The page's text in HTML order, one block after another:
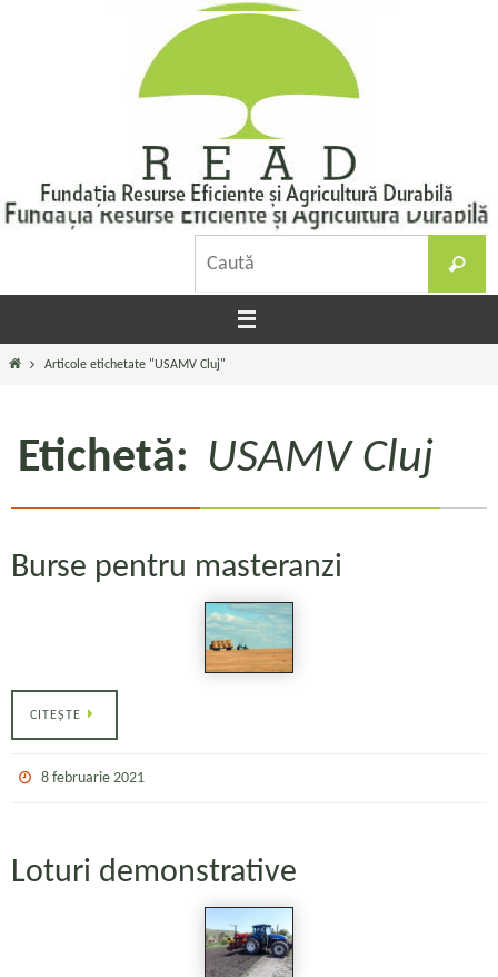
Caută
PrimaArticole etichetate "USAMV Cluj"
Etichetă: USAMV Cluj
Burse pentru masteranzi
CITEȘTE
8 februarie 2021
Loturi demonstrative